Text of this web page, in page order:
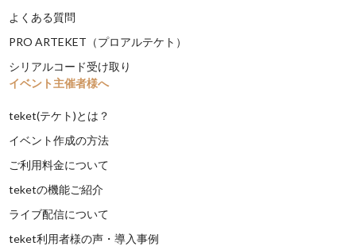
よくある質問
PRO ARTEKET（プロアルテケト）
シリアルコード受け取り
イベント主催者様へ
teket(テケト)とは？
イベント作成の方法
ご利用料金について
teketの機能ご紹介
ライブ配信について
teket利用者様の声・導入事例